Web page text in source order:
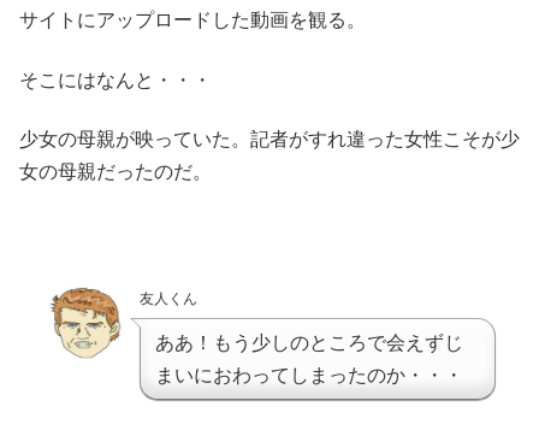
サイトにアップロードした動画を観る。
そこにはなんと・・・
少女の母親が映っていた。記者がすれ違った女性こそが少
女の母親だったのだ。
友人くん
ああ！もう少しのところで会えずじ
まいにおわってしまったのか・・・